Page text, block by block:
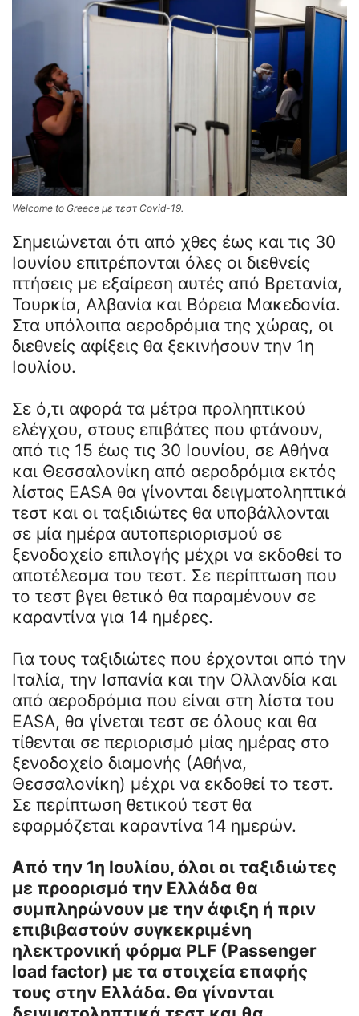
Welcome to Greece με τεστ Covid-19.
Σημειώνεται ότι από χθες έως και τις 30
Ιουνίου επιτρέπονται όλες οι διεθνείς
πτήσεις με εξαίρεση αυτές από Βρετανία,
Τουρκία, Αλβανία και Βόρεια Μακεδονία.
Στα υπόλοιπα αεροδρόμια της χώρας, οι
διεθνείς αφίξεις θα ξεκινήσουν την 1η
Ιουλίου.
Σε ό,τι αφορά τα μέτρα προληπτικού
ελέγχου, στους επιβάτες που φτάνουν,
από τις 15 έως τις 30 Ιουνίου, σε Αθήνα
και Θεσσαλονίκη από αεροδρόμια εκτός
λίστας EASA θα γίνονται δειγματοληπτικά
τεστ και οι ταξιδιώτες θα υποβάλλονται
σε μία ημέρα αυτοπεριορισμού σε
ξενοδοχείο επιλογής μέχρι να εκδοθεί το
αποτέλεσμα του τεστ. Σε περίπτωση που
το τεστ βγει θετικό θα παραμένουν σε
καραντίνα για 14 ημέρες.
Για τους ταξιδιώτες που έρχονται από την
Ιταλία, την Ισπανία και την Ολλανδία και
από αεροδρόμια που είναι στη λίστα του
EASA, θα γίνεται τεστ σε όλους και θα
τίθενται σε περιορισμό μίας ημέρας στο
ξενοδοχείο διαμονής (Αθήνα,
Θεσσαλονίκη) μέχρι να εκδοθεί το τεστ.
Σε περίπτωση θετικού τεστ θα
εφαρμόζεται καραντίνα 14 ημερών.
Από την 1η Ιουλίου, όλοι οι ταξιδιώτες
με προορισμό την Ελλάδα θα
συμπληρώνουν με την άφιξη ή πριν
επιβιβαστούν συγκεκριμένη
ηλεκτρονική φόρμα PLF (Passenger
load factor) με τα στοιχεία επαφής
τους στην Ελλάδα. Θα γίνονται